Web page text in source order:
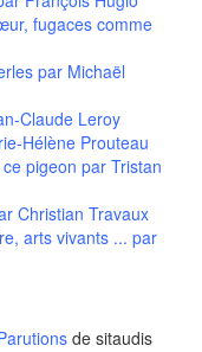
fugaces comme
par Michaël
Claude Leroy
Hélène Prouteau
pigeon par Tristan
Christian Travaux
arts vivants ... par
de sitaudis